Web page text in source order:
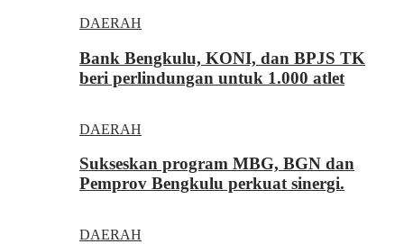
DAERAH
Bank Bengkulu, KONI, dan BPJS TK
beri perlindungan untuk 1.000 atlet
DAERAH
Sukseskan program MBG, BGN dan
Pemprov Bengkulu perkuat sinergi.
DAERAH